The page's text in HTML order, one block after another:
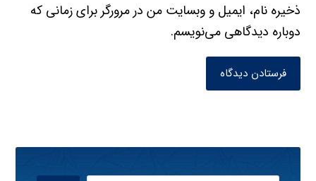
ذخیره نام، ایمیل و وبسایت من در مرورگر برای زمانی که
دوباره دیدگاهی می‌نویسم.
فرستادن دیدگاه